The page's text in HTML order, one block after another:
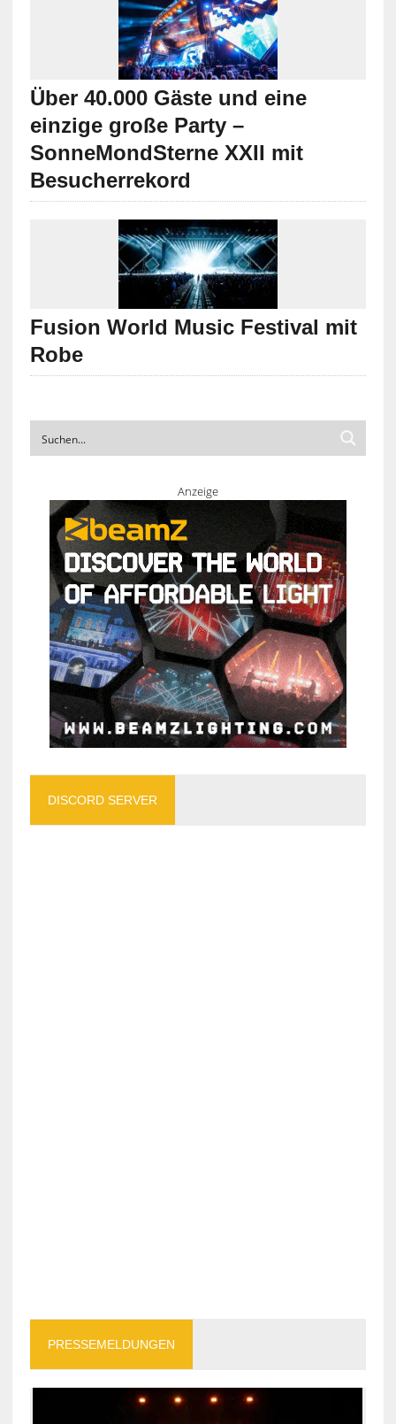
Über 40.000 Gäste und eine
einzige große Party –
SonneMondSterne XXII mit
Besucherrekord
Fusion World Music Festival mit
Robe
Anzeige
DISCORD SERVER
PRESSEMELDUNGEN